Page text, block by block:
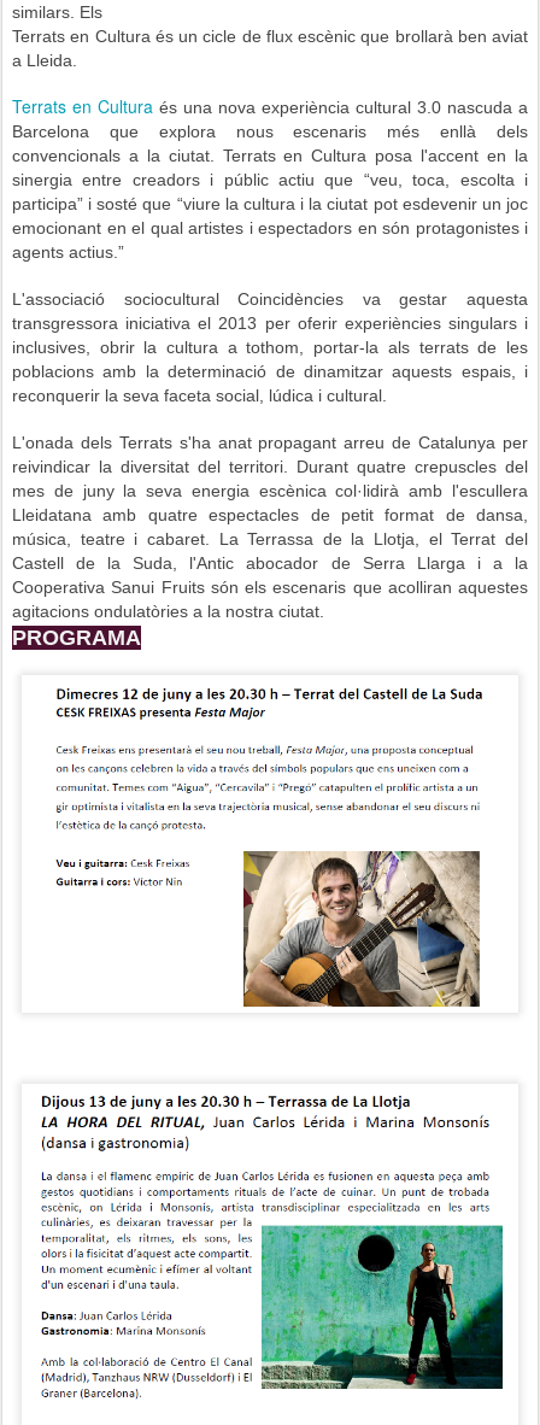
similars. Els
Terrats en Cultura és un cicle de flux escènic que brollarà ben aviat
a Lleida.
Terrats en Cultura és una nova experiència cultural 3.0 nascuda a
Barcelona que explora nous escenaris més enllà dels
convencionals a la ciutat. Terrats en Cultura posa l'accent en la
sinergia entre creadors i públic actiu que “veu, toca, escolta i
participa” i sosté que “viure la cultura i la ciutat pot esdevenir un joc
emocionant en el qual artistes i espectadors en són protagonistes i
agents actius.”
L'associació sociocultural Coincidències va gestar aquesta
transgressora iniciativa el 2013 per oferir experiències singulars i
inclusives, obrir la cultura a tothom, portar-la als terrats de les
poblacions amb la determinació de dinamitzar aquests espais, i
reconquerir la seva faceta social, lúdica i cultural.
L'onada dels Terrats s'ha anat propagant arreu de Catalunya per
reivindicar la diversitat del territori. Durant quatre crepuscles del
mes de juny la seva energia escènica col·lidirà amb l'escullera
Lleidatana amb quatre espectacles de petit format de dansa,
música, teatre i cabaret.
La Terrassa de la Llotja, el Terrat del
Castell de la Suda, l'Antic abocador de Serra Llarga i a la
Cooperativa Sanui Fruits són els escenaris que acolliran aquestes
agitacions ondulatòries a la nostra ciutat.
PROGRAMA